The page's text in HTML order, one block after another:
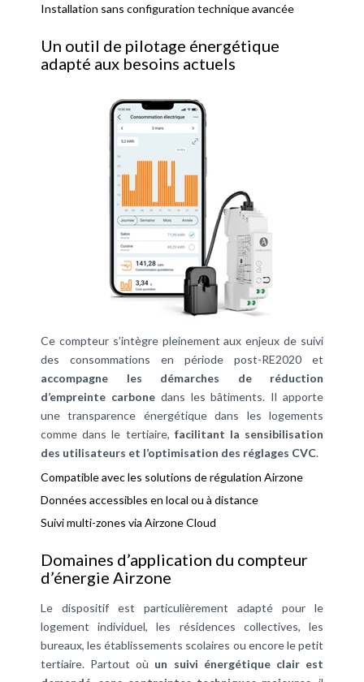
Installation sans configuration technique avancée
Un outil de pilotage énergétique
adapté aux besoins actuels
Ce compteur s’intègre pleinement aux enjeux de suivi
des consommations en période post-RE2020 et
accompagne les démarches de réduction
d’empreinte carbonedans les bâtiments. Il apporte
une transparence énergétique dans les logements
comme dans le tertiaire, facilitant la sensibilisation
des utilisateurs et l’optimisation des réglages CVC.
Compatible avec les solutions de régulation Airzone
Données accessibles en local ou à distance
Suivi multi-zones via Airzone Cloud
Domaines d’application du compteur
d’énergie Airzone
Le dispositif est particulièrement adapté pour le
logement individuel, les résidences collectives, les
bureaux, les établissements scolaires ou encore le petit
tertiaire. Partout où un suivi énergétique clair est